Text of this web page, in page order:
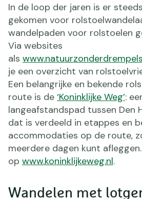
In de loop der jaren is er
gekomen voor
wandelpaden voor rolstoelen
Via websites
als
je een overzicht van
Een belangrijke en bekende
route is de ‘Koninklijke Weg’:
langeafstandspad tussen Den
dat is verdeeld in etappes en
accommodaties op de route,
meerdere dagen kunt
op www.koninklijkeweg.nl.
Wandelen met